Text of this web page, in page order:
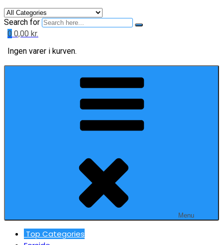
Search for
0 0,00 kr.
Ingen varer i kurven.
Menu
Top Categories